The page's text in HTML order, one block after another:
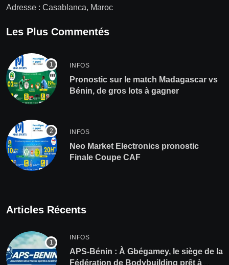
Adresse : Casablanca, Maroc
Les Plus Commentés
INFOS
Pronostic sur le match Madagascar vs
Bénin, de gros lots à gagner
INFOS
Neo Market Electronics pronostic
Finale Coupe CAF
Articles Récents
INFOS
APS-Bénin : À Gbégamey, le siège de la
Fédération de Bodybuilding prêt à